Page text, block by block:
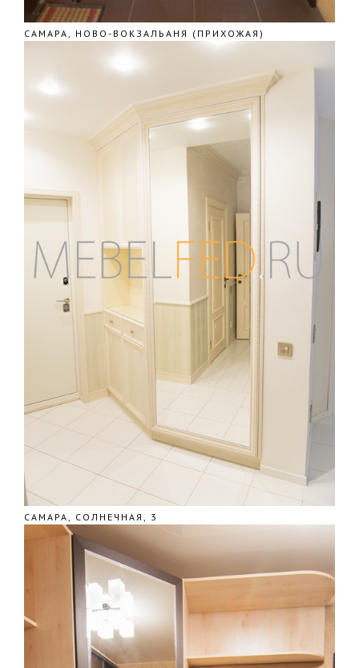
САМАРА, НОВО-ВОКЗАЛЬАНЯ (ПРИХОЖАЯ)
САМАРА, СОЛНЕЧНАЯ, 3